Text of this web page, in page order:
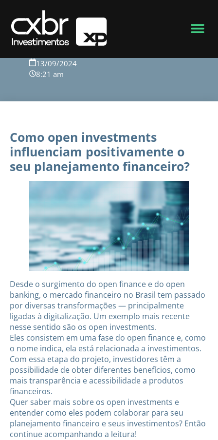
Voltar para o blog
13/09/2024
8:21 am
Como open investments
influenciam positivamente o
seu planejamento financeiro?
Desde o surgimento do open finance e do open
banking, o mercado financeiro no Brasil tem passado
por diversas transformações — principalmente
ligadas à digitalização. Um exemplo mais recente
nesse sentido são os open investments.
Eles consistem em uma fase do open finance e, como
o nome indica, ela está relacionada a investimentos.
Com essa etapa do projeto, investidores têm a
possibilidade de obter diferentes benefícios, como
mais transparência e acessibilidade a produtos
financeiros.
Quer saber mais sobre os open investments e
entender como eles podem colaborar para seu
planejamento financeiro e seus investimentos? Então
continue acompanhando a leitura!